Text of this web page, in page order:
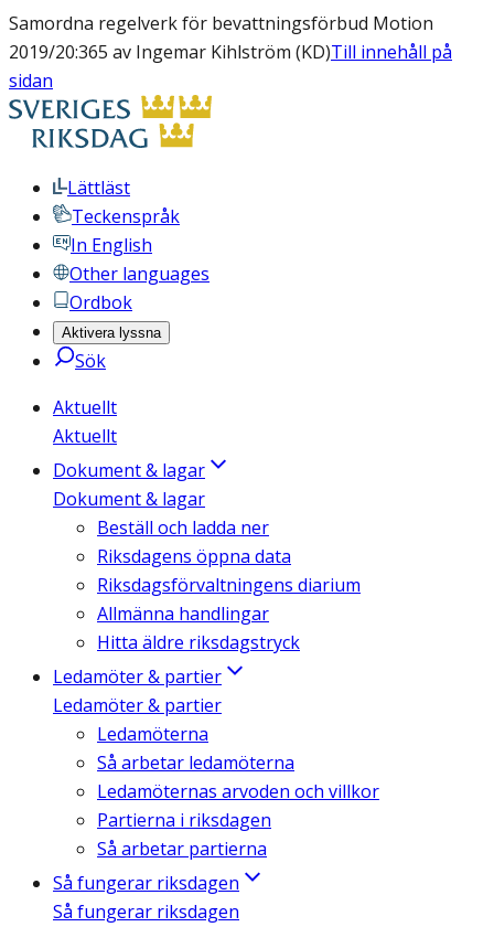
Samordna regelverk för bevattningsförbud Motion
2019/20:365 av Ingemar Kihlström (KD)Till innehåll på
sidan
Lättläst
Teckenspråk
In English
Other languages
Ordbok
Aktivera lyssna
Sök
Aktuellt
Aktuellt
Dokument & lagar
Dokument & lagar
Beställ och ladda ner
Riksdagens öppna data
Riksdagsförvaltningens diarium
Allmänna handlingar
Hitta äldre riksdagstryck
Ledamöter & partier
Ledamöter & partier
Ledamöterna
Så arbetar ledamöterna
Ledamöternas arvoden och villkor
Partierna i riksdagen
Så arbetar partierna
Så fungerar riksdagen
Så fungerar riksdagen